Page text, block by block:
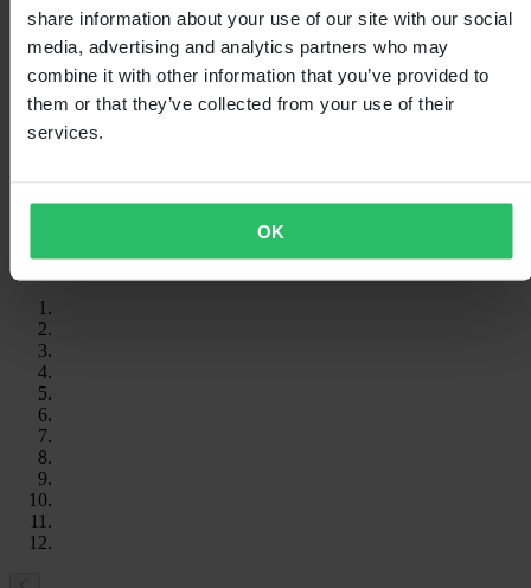
share information about your use of our site with our social
media, advertising and analytics partners who may
combine it with other information that you’ve provided to
them or that they’ve collected from your use of their
services.
OK